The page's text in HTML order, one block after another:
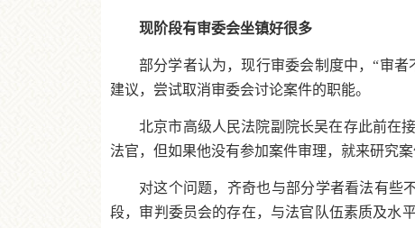
现阶段有审委会坐镇好很多
部分学者认为，现行审委会制度中，“审
建议，尝试取消审委会讨论案件的职能。
北京市高级人民法院副院长吴在存此前在
法官，但如果他没有参加案件审理，就来研究
对这个问题，齐奇也与部分学者看法有些
段，审判委员会的存在，与法官队伍素质及水